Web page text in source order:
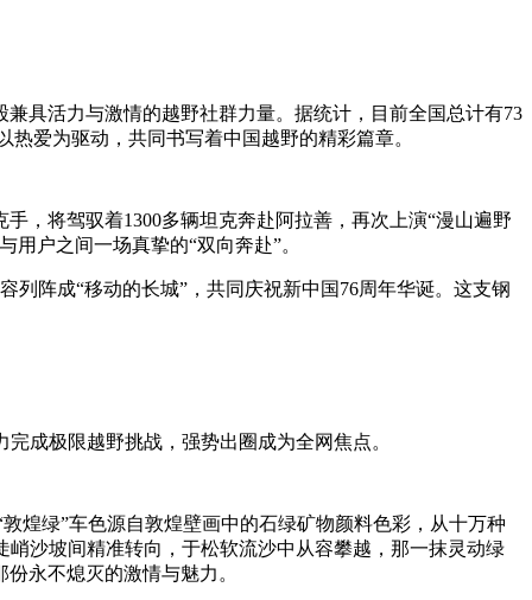
具活力与激情的越野社群力量。据统计，目前全国总计有73
爱为驱动，共同书写着中国越野的精彩篇章。
，将驾驭着1300多辆坦克奔赴阿拉善，再次上演“漫山遍野
户之间一场真挚的“双向奔赴”。
列阵成“移动的长城”，共同庆祝新中国76周年华诞。这支钢
成极限越野挑战，强势出圈成为全网焦点。
煌绿”车色源自敦煌壁画中的石绿矿物颜料色彩，从十万种
沙坡间精准转向，于松软流沙中从容攀越，那一抹灵动绿
永不熄灭的激情与魅力。